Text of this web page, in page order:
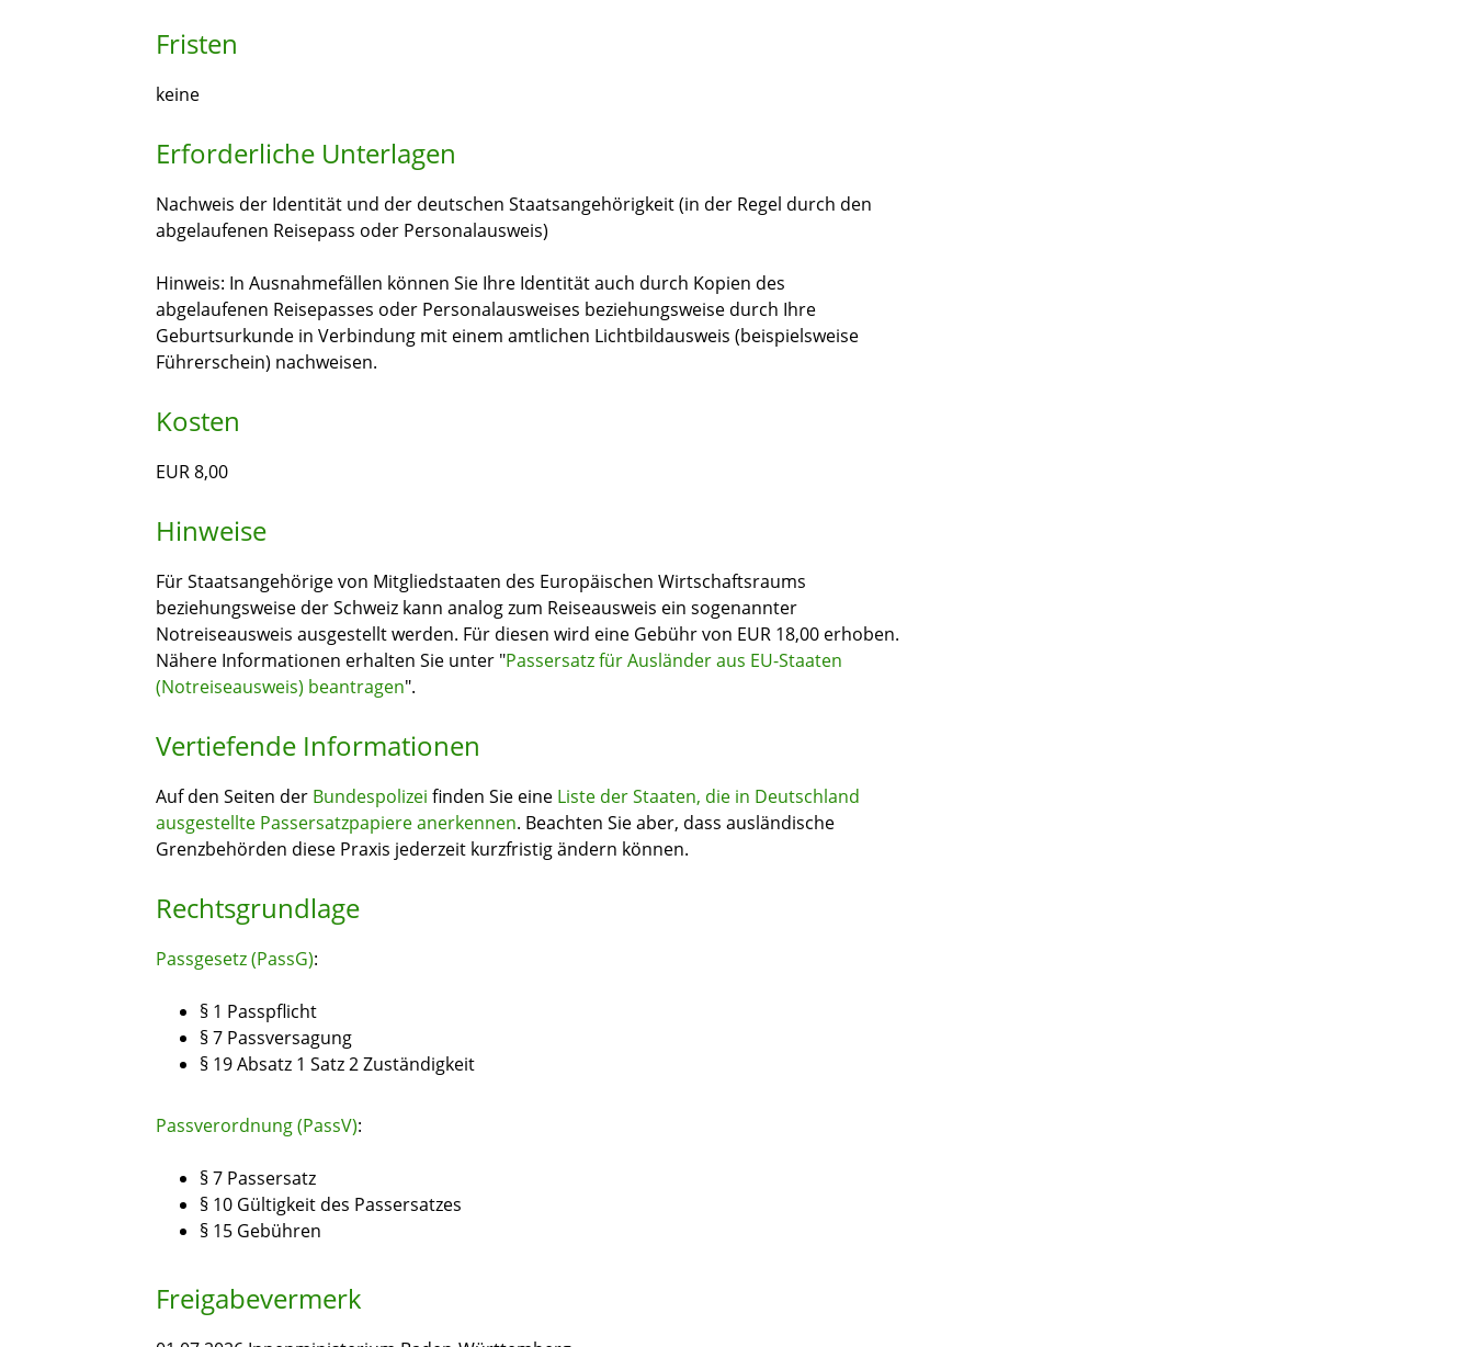
Fristen
keine
Erforderliche Unterlagen
Nachweis der Identität und der deutschen Staatsangehörigkeit (in der Regel durch den
abgelaufenen Reisepass oder Personalausweis)
Hinweis: In Ausnahmefällen können Sie Ihre Identität auch durch Kopien des
abgelaufenen Reisepasses oder Personalausweises beziehungsweise durch Ihre
Geburtsurkunde in Verbindung mit einem amtlichen Lichtbildausweis (beispielsweise
Führerschein) nachweisen.
Kosten
EUR 8,00
Hinweise
Für Staatsangehörige von Mitgliedstaaten des Europäischen Wirtschaftsraums
beziehungsweise der Schweiz kann analog zum Reiseausweis ein sogenannter
Notreiseausweis ausgestellt werden. Für diesen wird eine Gebühr von EUR 18,00 erhoben.
Nähere Informationen erhalten Sie unter "Passersatz für Ausländer aus EU-Staaten
(Notreiseausweis) beantragen".
Vertiefende Informationen
Auf den Seiten der Bundespolizei finden Sie eine Liste der Staaten, die in Deutschland
ausgestellte Passersatzpapiere anerkennen. Beachten Sie aber, dass ausländische
Grenzbehörden diese Praxis jederzeit kurzfristig ändern können.
Rechtsgrundlage
Passgesetz (PassG):
§ 1 Passpflicht
§ 7 Passversagung
§ 19 Absatz 1 Satz 2 Zuständigkeit
Passverordnung (PassV):
§ 7 Passersatz
§ 10 Gültigkeit des Passersatzes
§ 15 Gebühren
Freigabevermerk